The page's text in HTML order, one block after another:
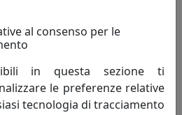
MODELLO DLL556
653,00 €
al consenso per le
in questa sezione ti
le preferenze relative
tecnologia di tracciamento